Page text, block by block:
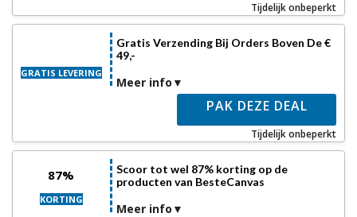
Tijdelijk onbeperkt
GRATIS LEVERING
Gratis Verzending Bij Orders Boven De €
49,-
Meer info
PAK DEZE DEAL
Tijdelijk onbeperkt
87%
KORTING
Scoor tot wel 87% korting op de
producten van BesteCanvas
Meer info